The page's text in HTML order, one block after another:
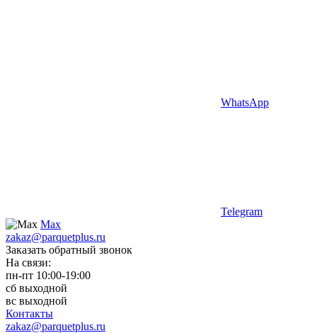
WhatsApp
Telegram
Max
zakaz@parquetplus.ru
Заказать обратный звонок
На связи:
пн-пт 10:00-19:00
сб выходной
вс выходной
Контакты
zakaz@parquetplus.ru